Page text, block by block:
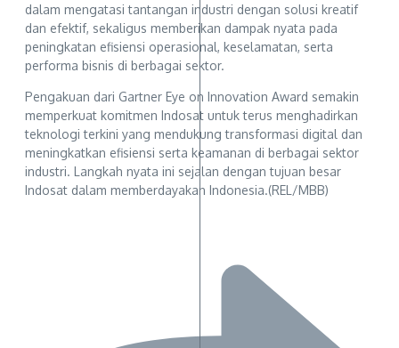
dalam mengatasi tantangan industri dengan solusi kreatif
dan efektif, sekaligus memberikan dampak nyata pada
peningkatan efisiensi operasional, keselamatan, serta
performa bisnis di berbagai sektor.
Pengakuan dari Gartner Eye on Innovation Award semakin
memperkuat komitmen Indosat untuk terus menghadirkan
teknologi terkini yang mendukung transformasi digital dan
meningkatkan efisiensi serta keamanan di berbagai sektor
industri. Langkah nyata ini sejalan dengan tujuan besar
Indosat dalam memberdayakan Indonesia.(REL/MBB)